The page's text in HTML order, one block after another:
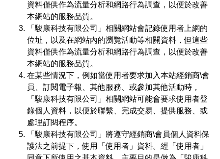
資料僅供作為流量分析和網路行為調查，以便於改善
本網站的服務品質。
「駿康科技有限公司」相關網站會記錄使用者上網的
位址，以及在網站內的瀏覽活動等相關資料，但這些
資料僅供作為流量分析和網路行為調查，以便於改善
本網站的服務品質。
在某些情況下，例如當使用者要求加入本站經銷商\會
員、訂閱電子報、其他服務、或參加其他活動時，
「駿康科技有限公司」相關網站可能會要求使用者登
錄個人資料，以便於聯繫、完成交易、提供服務、或
處理訂閱程序。
「駿康科技有限公司」將遵守經銷商\會員個人資料保
護法之前提下，使用「使用者」資料。經「使用者」